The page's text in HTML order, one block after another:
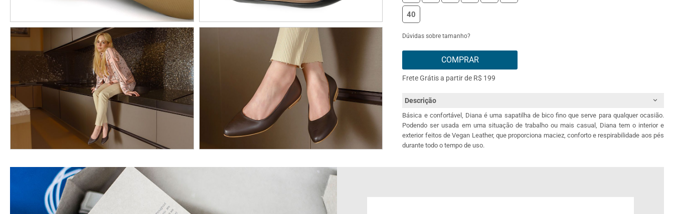
40
Dúvidas sobre tamanho?
COMPRAR
Frete Grátis a partir de R$ 199
Descrição
Básica e confortável, Diana é uma sapatilha de bico fino que serve para qualquer ocasião.
Podendo ser usada em uma situação de trabalho ou mais casual, Diana tem o interior e
exterior feitos de Vegan Leather, que proporciona maciez, conforto e respirabilidade aos pés
durante todo o tempo de uso.